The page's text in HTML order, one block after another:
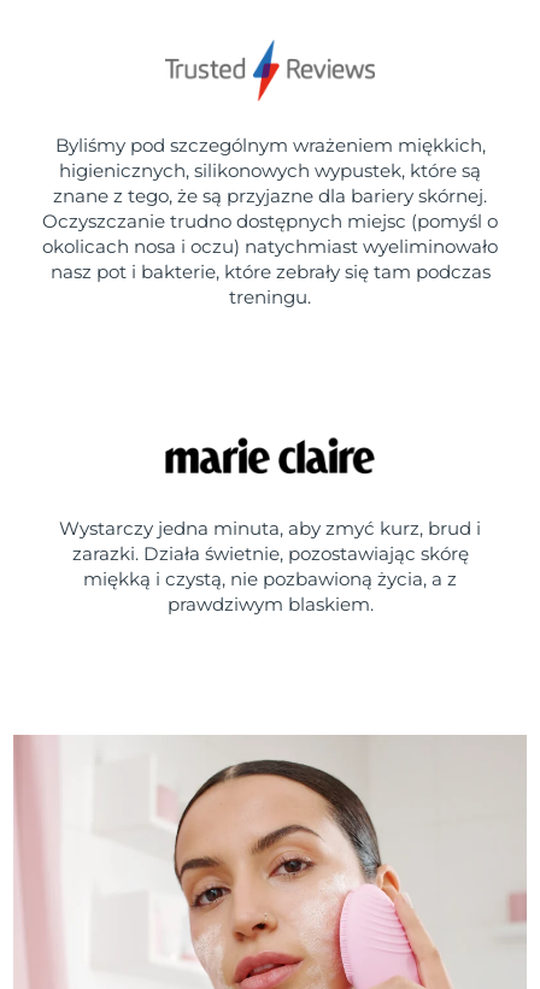
Byliśmy pod szczególnym wrażeniem miękkich,
higienicznych, silikonowych wypustek, które są
znane z tego, że są przyjazne dla bariery skórnej.
Oczyszczanie trudno dostępnych miejsc (pomyśl o
okolicach nosa i oczu) natychmiast wyeliminowało
nasz pot i bakterie, które zebrały się tam podczas
treningu.
Wystarczy jedna minuta, aby zmyć kurz, brud i
zarazki. Działa świetnie, pozostawiając skórę
miękką i czystą, nie pozbawioną życia, a z
prawdziwym blaskiem.